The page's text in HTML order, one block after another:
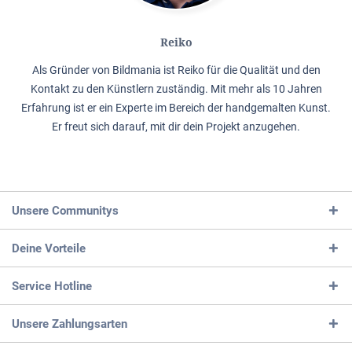
Reiko
Als Gründer von Bildmania ist Reiko für die Qualität und den
Kontakt zu den Künstlern zuständig. Mit mehr als 10 Jahren
Erfahrung ist er ein Experte im Bereich der handgemalten Kunst.
Er freut sich darauf, mit dir dein Projekt anzugehen.
Unsere Communitys
Deine Vorteile
Service Hotline
Unsere Zahlungsarten